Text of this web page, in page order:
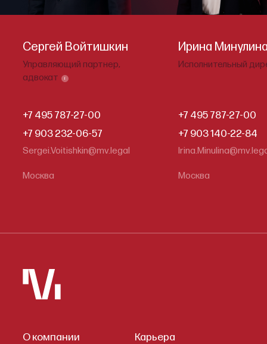
Сергей Войтишкин
Управляющий партнер,
адвокат
i
+7 495 787-27-00
+7 903 232-06-57
Sergei.Voitishkin@mv.legal
Москва
Ирина
Исполнительный
+7 495 787-27-00
+7 903 140-22-84
Москва
О компании Карьера